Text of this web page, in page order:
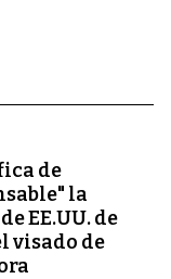
de
la
EE.UU. de
visado de